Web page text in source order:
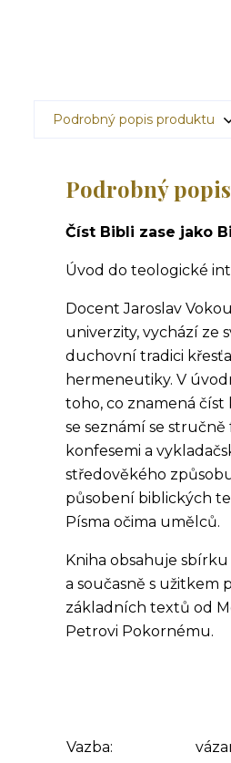
Podrobný popis produktu
Podrobný
Číst Bibli zase jako
Úvod do teologické
Docent Jaroslav
univerzity, vychází ze
duchovní tradici
hermeneutiky. V
toho, co znamená číst
se seznámí se
konfesemi a
středověkého
působení biblických
Písma očima umělců.
Kniha obsahuje
a současně s užitkem
základních textů od
Petrovi Pokornému.
Vazba: